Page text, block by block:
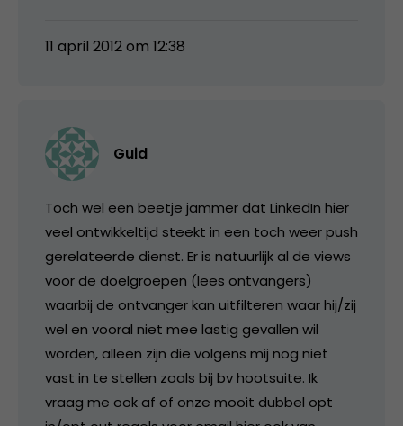
11 april 2012 om 12:38
Guid
Toch wel een beetje jammer dat LinkedIn hier
veel ontwikkeltijd steekt in een toch weer push
gerelateerde dienst. Er is natuurlijk al de views
voor de doelgroepen (lees ontvangers)
waarbij de ontvanger kan uitfilteren waar hij/zij
wel en vooral niet mee lastig gevallen wil
worden, alleen zijn die volgens mij nog niet
vast in te stellen zoals bij bv hootsuite. Ik
vraag me ook af of onze mooit dubbel opt